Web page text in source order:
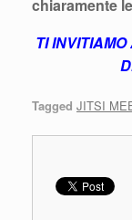
chiaramente
TI
Tagged JITSI